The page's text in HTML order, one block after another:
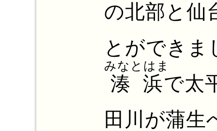
の北部と仙
とができま
湊浜
みなとはま
で太
田川が蒲生